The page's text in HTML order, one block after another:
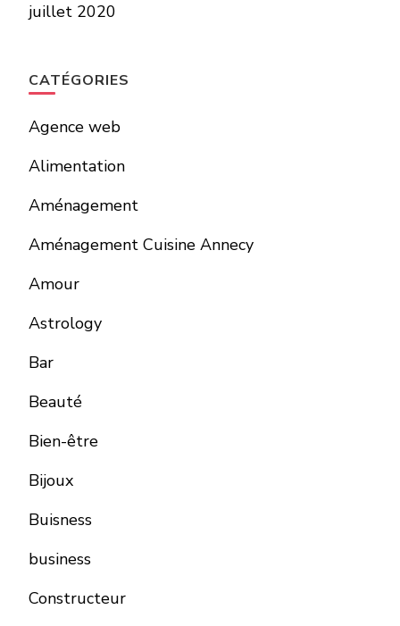
juillet 2020
CATÉGORIES
Agence web
Alimentation
Aménagement
Aménagement Cuisine Annecy
Amour
Astrology
Bar
Beauté
Bien-être
Bijoux
Buisness
business
Constructeur